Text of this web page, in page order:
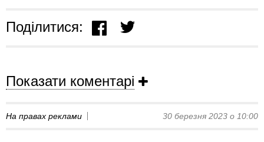
Поділитися:
Показати коментарі
На правах реклами 30 березня 2023 о 10:00